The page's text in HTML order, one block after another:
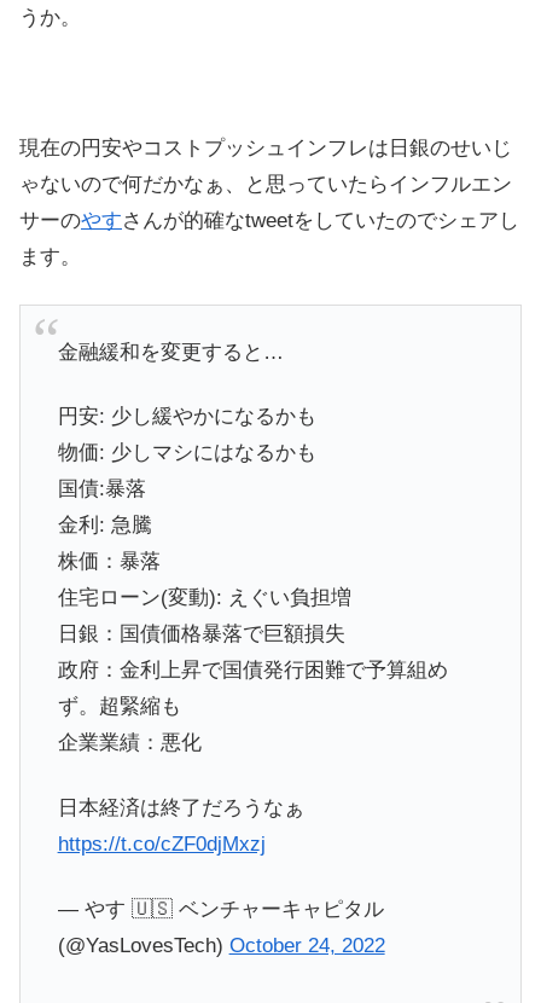
うか。
現在の円安やコストプッシュインフレは日銀のせいじ
ゃないので何だかなぁ、と思っていたらインフルエン
サーのやすさんが的確なtweetをしていたのでシェアし
ます。
金融緩和を変更すると…
円安: 少し緩やかになるかも
物価: 少しマシにはなるかも
国債:暴落
金利: 急騰
株価：暴落
住宅ローン(変動): えぐい負担増
日銀：国債価格暴落で巨額損失
政府：金利上昇で国債発行困難で予算組め
ず。超緊縮も
企業業績：悪化
日本経済は終了だろうなぁ
https://t.co/cZF0djMxzj
— やす 🇺🇸 ベンチャーキャピタル
(@YasLovesTech) October 24, 2022